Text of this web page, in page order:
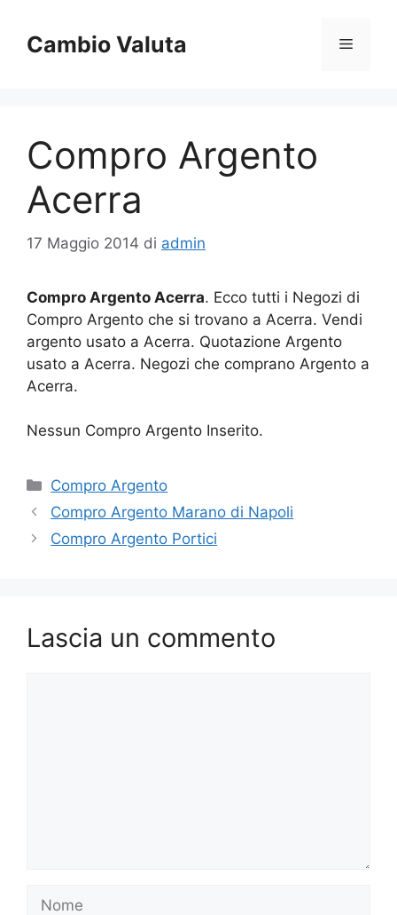
contenuto
Cambio Valuta Menu
Compro Argento
Acerra
17 Maggio 2014 di admin
Compro Argento Acerra. Ecco tutti i Negozi di
Compro Argento che si trovano a Acerra. Vendi
argento usato a Acerra. Quotazione Argento
usato a Acerra. Negozi che comprano Argento a
Acerra.
Nessun Compro Argento Inserito.
Categorie
Compro Argento
Compro Argento Marano di Napoli
Compro Argento Portici
Lascia un commento
Nome